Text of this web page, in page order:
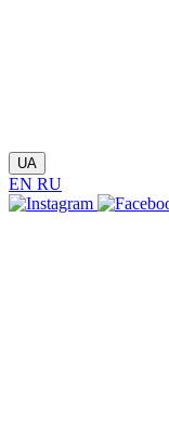
UA
EN RU